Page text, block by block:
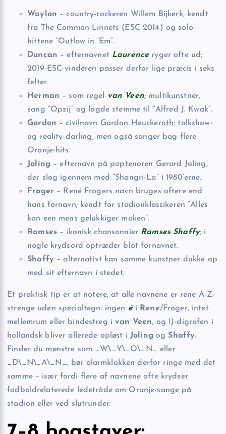
Waylon – country-rockeren Willem Bijkerk, kendt
fra The Common Linnets (ESC 2014) og solo-
hittene “Outlaw in ‘Em”.
Duncan – efternavnet Laurenceryger ofte ud;
2019-ESC-vinderen passer derfor lige præcis i seks
felter.
Herman – som regel van Veen; multikunstner,
sang “Opzij” og lagde stemme til “Alfred J. Kwak”.
Gordon – civilnavn Gordon Heuckeroth; talkshow-
og reality-darling, men også sanger bag flere
Oranje-hits.
Joling – efternavn på poptenoren Gerard Joling,
der slog igennem med “Shangri-La” i 1980’erne.
Froger – René Frogers navn bruges oftere end
hans fornavn; kendt for stadionklassikeren “Alles
kan een mens gelukkiger maken”.
Ramses– ikonisk chansonnier Ramses Shaffy; i
nogle krydsord optræder blot fornavnet.
Shaffy– alternativt kan samme kunstner dukke op
med sit efternavn i stedet.
Et praktisk tip er at notere, at alle navnene er rene A-Z-
strenge uden specialtegn: ingen éi Rene/Froger, intet
mellemrum eller bindestreg ivan Veen, og IJ-digrafen i
hollandsk bliver allerede opløst iJoling ogShaffy.
Finder du mønstre som _W\_Y\_O\_N_ eller
_D\_N\_A\_N_, bør alarmklokken derfor ringe med det
samme – især fordi flere af navnene ofte krydser
fodboldrelaterede ledetråde om Oranje-sange på
stadion eller ved slutrunder.